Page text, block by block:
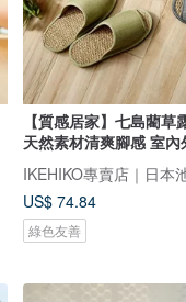
【質感居家】七島藺
天然素材清爽腳感 室內
US$ 74.84
綠色友善